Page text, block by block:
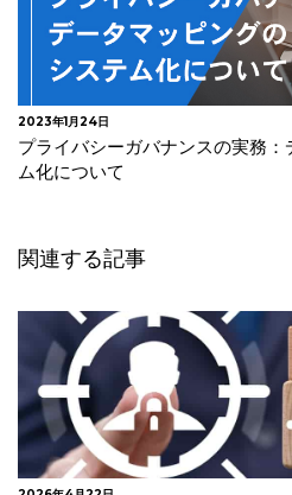
2023年1月24日
プライバシーガバナンスの実務
ム化について
関連する記事